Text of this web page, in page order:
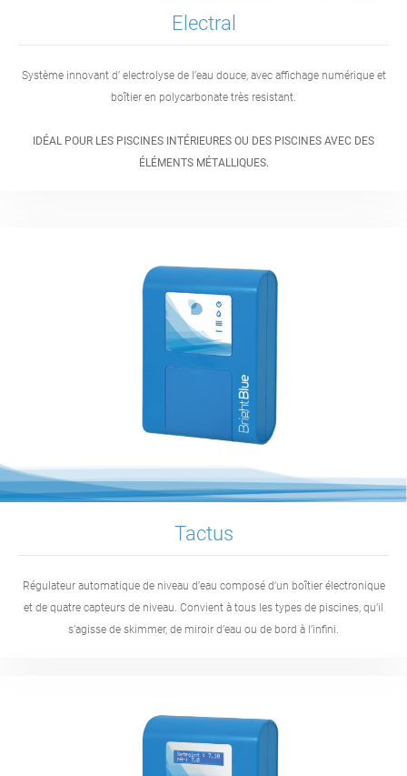
Electral
Système innovant d’ electrolyse de l’eau douce, avec affichage numérique et
boîtier en polycarbonate très resistant.
IDÉAL POUR LES PISCINES INTÉRIEURES OU DES PISCINES AVEC DES
ÉLÉMENTS MÉTALLIQUES.
Tactus
Régulateur automatique de niveau d’eau composé d’un boîtier électronique
et de quatre capteurs de niveau. Convient à tous les types de piscines, qu’il
s’agisse de skimmer, de miroir d’eau ou de bord à l’infini.